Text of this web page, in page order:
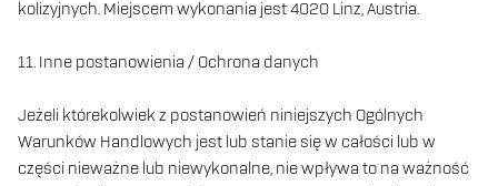
kolizyjnych. Miejscem wykonania jest 4020 Linz, Austria.
11. Inne postanowienia / Ochrona danych
Jeżeli którekolwiek z postanowień niniejszych Ogólnych
Warunków Handlowych jest lub stanie się w całości lub w
części nieważne lub niewykonalne, nie wpływa to na ważność